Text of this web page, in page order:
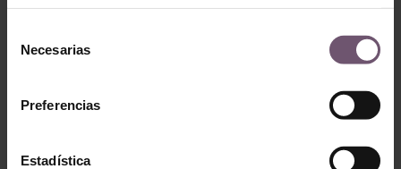
Necesarias
Preferencias
Estadística